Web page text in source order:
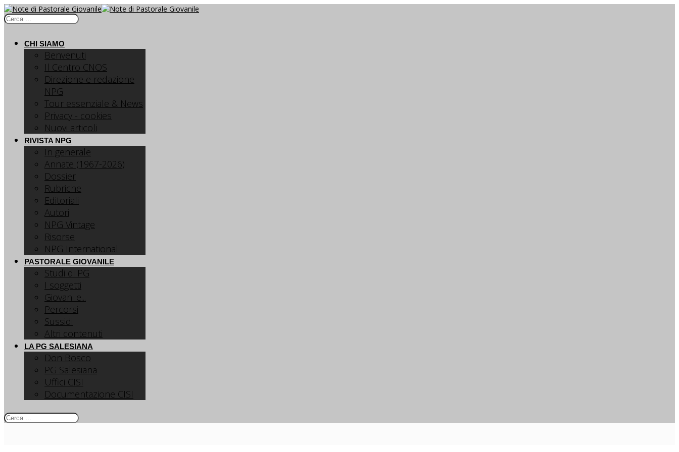
CHI SIAMO
Benvenuti
Il Centro CNOS
Direzione e redazione
NPG
Tour essenziale & News
Privacy - cookies
Nuovi articoli
RIVISTA NPG
In generale
Annate (1967-2026)
Dossier
Rubriche
Editoriali
Autori
NPG Vintage
Risorse
NPG International
PASTORALE GIOVANILE
Studi di PG
I soggetti
Giovani e...
Percorsi
Sussidi
Altri contenuti
LA PG SALESIANA
Don Bosco
PG Salesiana
Uffici CISI
Documentazione CISI